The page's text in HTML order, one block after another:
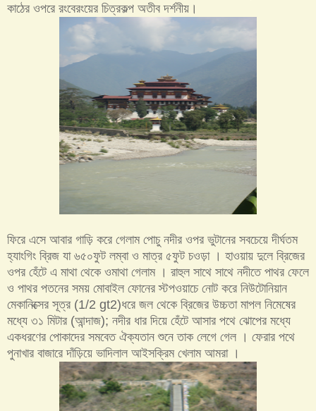
কাঠের ওপরে রংবেরংয়ের চিত্রকল্প অতীব দর্শনীয়।
ফিরে এসে আবার গাড়ি করে গেলাম পোচু নদীর ওপর ভুটানের সবচেয়ে দীর্ঘতম
হ্যাংগিং ব্রিজ যা ৬৫০ফুট লম্বা ও মাত্র ৫ফুট চওড়া । হাওয়ায় দুলে ব্রিজের
ওপর হেঁটে এ মাথা থেকে ওমাথা গেলাম । রাহুল সাথে সাথে নদীতে পাথর ফেলে
ও পাথর পতনের সময় মোবাইল ফোনের স্টপওয়াচে নোট করে নিউটোনিয়ান
মেকানিক্সের সূত্র (1/2 gt2)ধরে জল থেকে ব্রিজের উচ্চতা মাপল নিমেষের
মধ্যে ৩১ মিটার (আন্দাজ); নদীর ধার দিয়ে হেঁটে আসার পথে ঝোপের মধ্যে
একধরণের পোকাদের সমবেত ঐক্যতান শুনে তাক লেগে গেল । ফেরার পথে
পুনাখার বাজারে দাঁড়িয়ে ভাদিলাল আইসক্রিম খেলাম আমরা ।